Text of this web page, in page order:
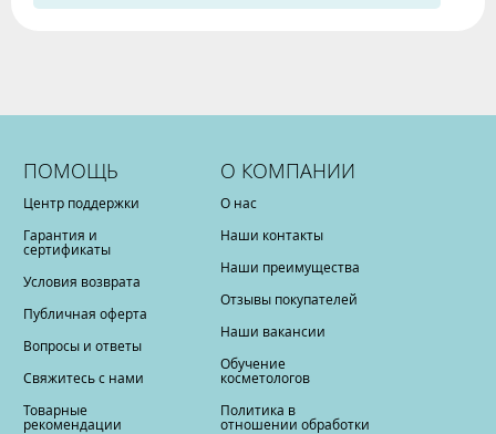
ПОМОЩЬ
Центр поддержки
Гарантия и
сертификаты
Условия возврата
Публичная оферта
Вопросы и ответы
Свяжитесь с нами
Товарные
рекомендации
О КОМПАНИИ
О нас
Наши контакты
Наши преимущества
Отзывы покупателей
Наши вакансии
Обучение
косметологов
Политика в
отношении обработки